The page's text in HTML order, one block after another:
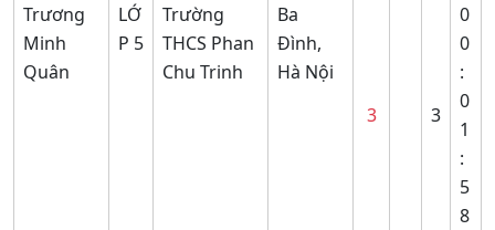
Trương
Minh
Quân
LỚ
P 5
Trường
THCS Phan
Chu Trinh
Ba
Đình,
Hà Nội
3
3
0
0
:
0
1
:
5
8